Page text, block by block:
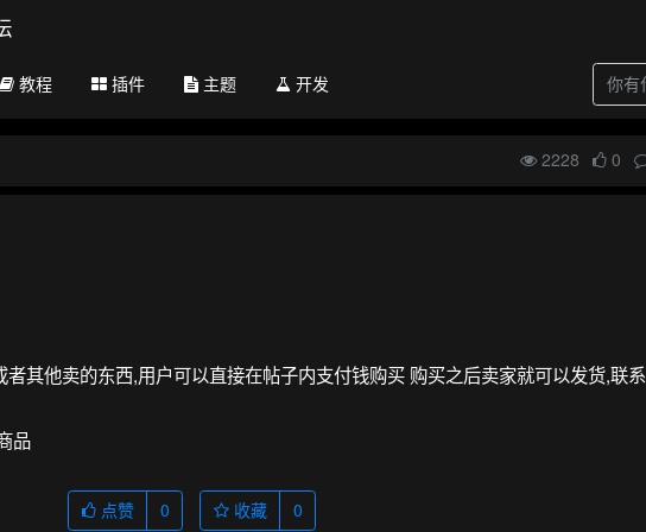
教程 插件 主题 开发
2228 0
其他卖的东西,用户可以直接在帖子内支付钱购买 购买之后卖家就可以发货,联系
品
点赞 0 收藏 0